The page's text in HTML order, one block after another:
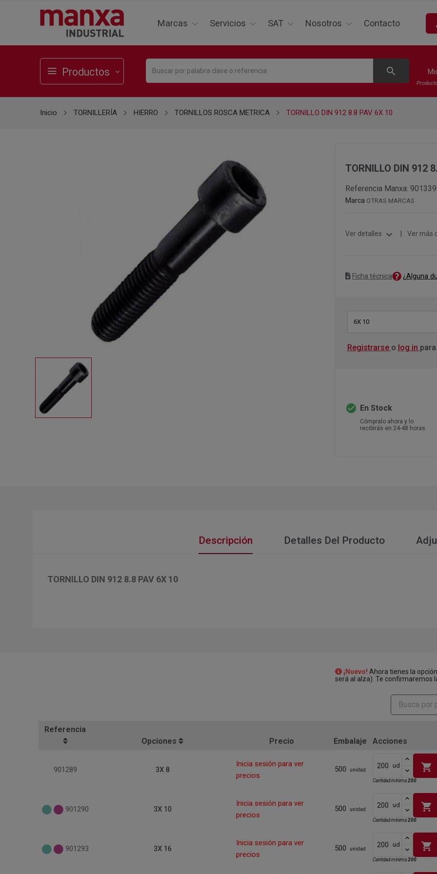
Marcas Servicios SAT Nosotros Contacto
Productos search
Inicio TORNILLERÍA HIERRO TORNILLOS ROSCA METRICA TORNILLO DIN 912 8.8 PAV 6X 10
TORNILLO DIN 912
Referencia Manxa: 901339
Marca OTRAS MARCAS
Ver detalles expand_more Ver más
Ficha técnica ¿Alguna
6X 10
Registrarse o log in
check_circle En Stock
Cómpralo ahora y lo
recibirás en 24-48 horas
Descripción Detalles Del Producto
TORNILLO DIN 912 8.8 PAV 6X 10
¡Nuevo! Ahora tienes la
será al alza). Te confirmaremos
Referencia
Opciones
Precio Embalaje Acciones
901289 3X 8
Inicia sesión para ver
precios
500 unidad
ud shopping_cart
Cantidad mínima200
901290 3X 10
Inicia sesión para ver
precios
500 unidad
ud shopping_cart
Cantidad mínima200
901293 3X 16
Inicia sesión para ver
precios
500 unidad
ud shopping_cart
Cantidad mínima200